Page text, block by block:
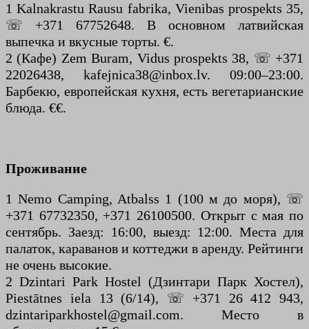
1 Kalnakrastu Rausu fabrika, Vienibas prospekts 35,
☏ +371 67752648. В основном латвийская
выпечка и вкусные торты. €.
2 (Кафе) Zem Buram, Vidus prospekts 38, ☏ +371
22026438, kafejnica38@inbox.lv. 09:00–23:00.
Барбекю, европейская кухня, есть вегетарианские
блюда. €€.
Проживание
1 Nemo Camping, Atbalss 1 (100 м до моря), ☏
+371 67732350, +371 26100500. Открыт с мая по
сентябрь. Заезд: 16:00, выезд: 12:00. Места для
палаток, караванов и коттеджи в аренду. Рейтинги
не очень высокие.
2 Dzintari Park Hostel (Дзинтари Парк Хостел),
Piestātnes iela 13 (6/14), ☏ +371 26 412 943,
dzintariparkhostel@gmail.com. Место в